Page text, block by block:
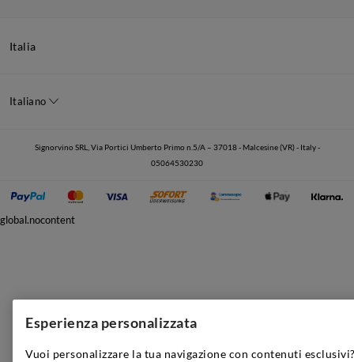
Italia
Italiano
Signorvino SRL, Via Portici Umberto Primo n.5/A – 37018 - Malcesine (VR) - Italy -
05064530230
Esperienza personalizzata
Vuoi personalizzare la tua navigazione con contenuti
global.nocontent